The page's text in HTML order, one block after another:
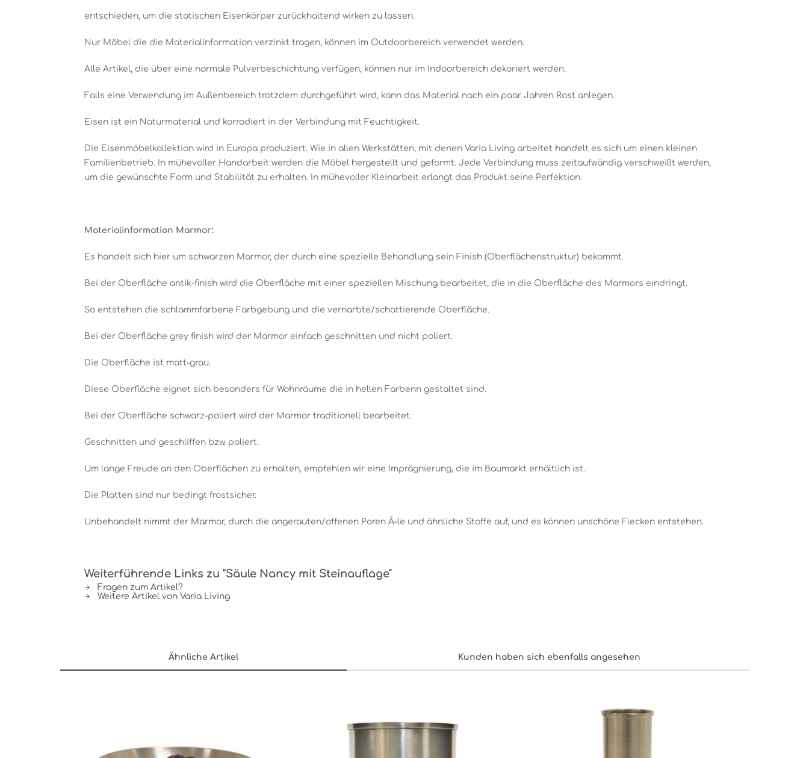
entschieden, um die statischen Eisenkörper zurückhaltend wirken zu lassen.
Nur Möbel die die Materialinformation verzinkt tragen, können im Outdoorbereich verwendet werden.
Alle Artikel, die über eine normale Pulverbeschichtung verfügen, können nur im Indoorbereich dekoriert werden.
Falls eine Verwendung im Außenbereich trotzdem durchgeführt wird, kann das Material nach ein paar Jahren Rost anlegen.
Eisen ist ein Naturmaterial und korrodiert in der Verbindung mit Feuchtigkeit.
Die Eisenmöbelkollektion wird in Europa produziert. Wie in allen Werkstätten, mit denen Varia Living arbeitet handelt es sich um einen kleinen
Familienbetrieb. In mühevoller Handarbeit werden die Möbel hergestellt und geformt. Jede Verbindung muss zeitaufwändig verschweißt werden,
um die gewünschte Form und Stabilität zu erhalten. In mühevoller Kleinarbeit erlangt das Produkt seine Perfektion.
Materialinformation Marmor:
Es handelt sich hier um schwarzen Marmor, der durch eine spezielle Behandlung sein Finish (Oberflächenstruktur) bekommt.
Bei der Oberfläche antik-finish wird die Oberfläche mit einer speziellen Mischung bearbeitet, die in die Oberfläche des Marmors eindringt.
So entstehen die schlammfarbene Farbgebung und die vernarbte/schattierende Oberfläche.
Bei der Oberfläche grey finish wird der Marmor einfach geschnitten und nicht poliert.
Die Oberfläche ist matt-grau.
Diese Oberfläche eignet sich besonders für Wohnräume die in hellen Farbenn gestaltet sind.
Bei der Oberfläche schwarz-poliert wird der Marmor traditionell bearbeitet.
Geschnitten und geschliffen bzw. poliert.
Um lange Freude an den Oberflächen zu erhalten, empfehlen wir eine Imprägnierung, die im Baumarkt erhältlich ist.
Die Platten sind nur bedingt frostsicher.
Unbehandelt nimmt der Marmor, durch die angerauten/offenen Poren Ã–le und ähnliche Stoffe auf, und es können unschöne Flecken entstehen.
Weiterführende Links zu "Säule Nancy mit Steinauflage"
Fragen zum Artikel?
Weitere Artikel von Varia Living
Ähnliche Artikel Kunden haben sich ebenfalls angesehen